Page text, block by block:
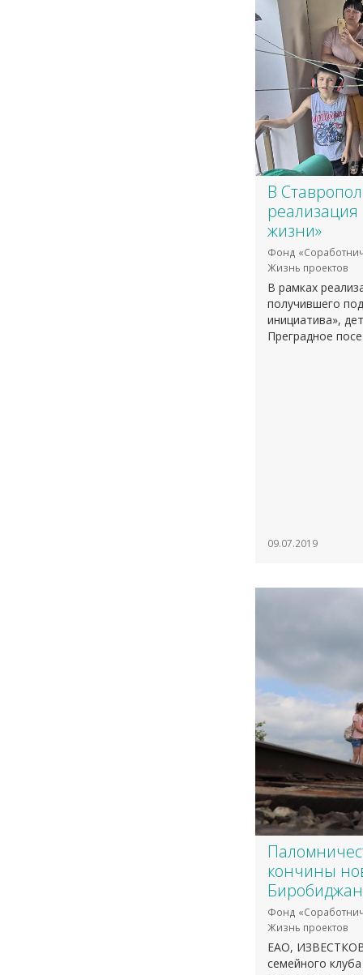
В
реализация
жизни»
Фонд
Жизнь проектов
В рамках
получившего
инициатива»,
Преградное
09.07.2019
кончины
Фонд
Жизнь проектов
ЕАО,
семейного